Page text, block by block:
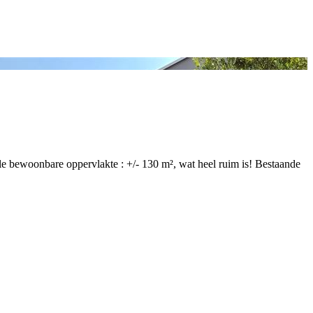
bewoonbare oppervlakte : +/- 130 m², wat heel ruim is! Bestaande